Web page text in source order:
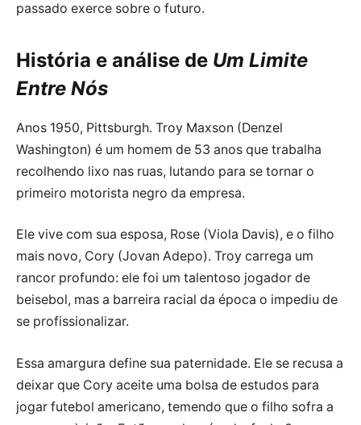
passado exerce sobre o futuro.
História e análise de Um Limite
Entre Nós
Anos 1950, Pittsburgh. Troy Maxson (Denzel
Washington) é um homem de 53 anos que trabalha
recolhendo lixo nas ruas, lutando para se tornar o
primeiro motorista negro da empresa.
Ele vive com sua esposa, Rose (Viola Davis), e o filho
mais novo, Cory (Jovan Adepo). Troy carrega um
rancor profundo: ele foi um talentoso jogador de
beisebol, mas a barreira racial da época o impediu de
se profissionalizar.
Essa amargura define sua paternidade. Ele se recusa a
deixar que Cory aceite uma bolsa de estudos para
jogar futebol americano, temendo que o filho sofra a